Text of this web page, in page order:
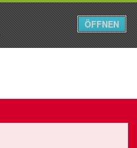
Menü
ÖFFNEN